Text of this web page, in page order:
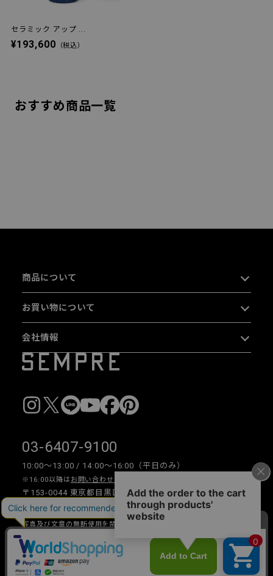
セラミック アップ ...
¥193,600 （税込）
おすすめ商品一覧
商品について
お買い物について
会社情報
03-6407-9100
10:00〜13:00 / 14:00〜16:00（平日のみ）
※16:00以降は お問い合わせフォーム
〒153-0044 東京都目黒区大橋 2-16-26 1F・2F
写真及び文章の無断使用を禁じます。
Copyright © 2026 SEMPRE DESIGN CO., LTD.All right reserved.
__